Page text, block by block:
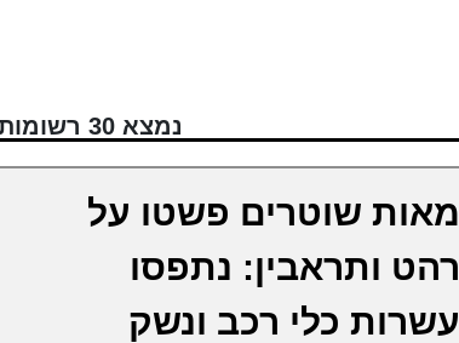
נמצא 30 רשומות
מאות שוטרים פשטו על
רהט ותראבין: נתפסו
עשרות כלי רכב ונשק